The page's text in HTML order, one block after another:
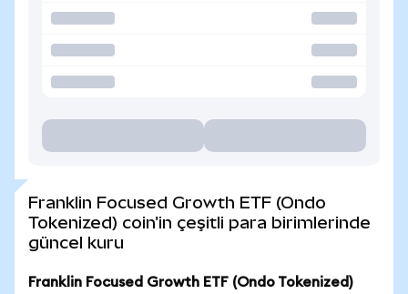
Franklin Focused Growth ETF (Ondo
Tokenized) coin'in çeşitli para birimlerinde
güncel kuru
Franklin Focused Growth ETF (Ondo Tokenized)